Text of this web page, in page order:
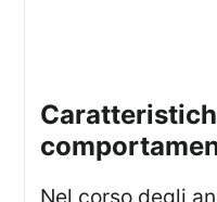
caratteristiche distintive e